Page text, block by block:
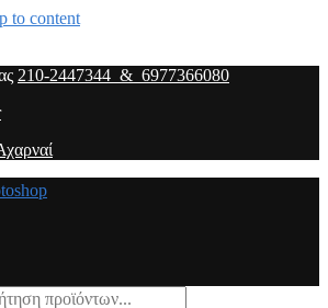
to content
210-2447344 & 6977366080